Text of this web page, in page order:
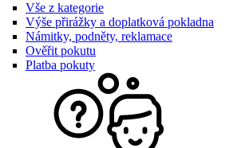
Vše z kategorie
Výše přirážky a doplatková pokladna
Námitky, podněty, reklamace
Ověřit pokutu
Platba pokuty